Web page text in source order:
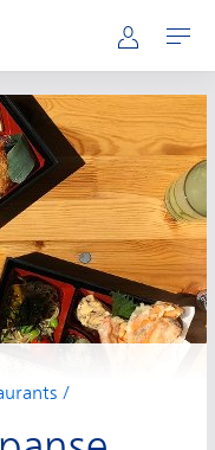
Mijn NS
Openen